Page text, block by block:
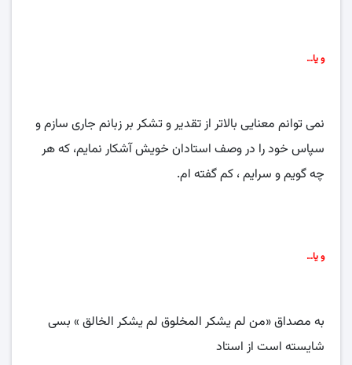
و یا…
نمی توانم معنایی بالاتر از تقدیر و تشکر بر زبانم جاری سازم و
سپاس خود را در وصف استادان خویش آشکار نمایم، که هر
چه گویم و سرایم ، کم گفته ام.
و یا…
به مصداق «من لم یشکر المخلوق لم یشکر الخالق » بسی
شایسته است از استاد